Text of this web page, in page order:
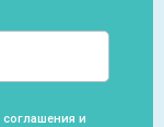
соглашения и